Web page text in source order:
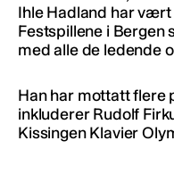
Ihle Hadland har
Festspillene i Bergen
med alle de ledende
Han har mottatt flere
inkluderer Rudolf
Kissingen Klavier